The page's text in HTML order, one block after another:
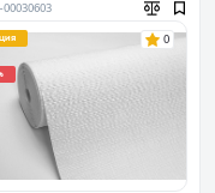
00030603
0